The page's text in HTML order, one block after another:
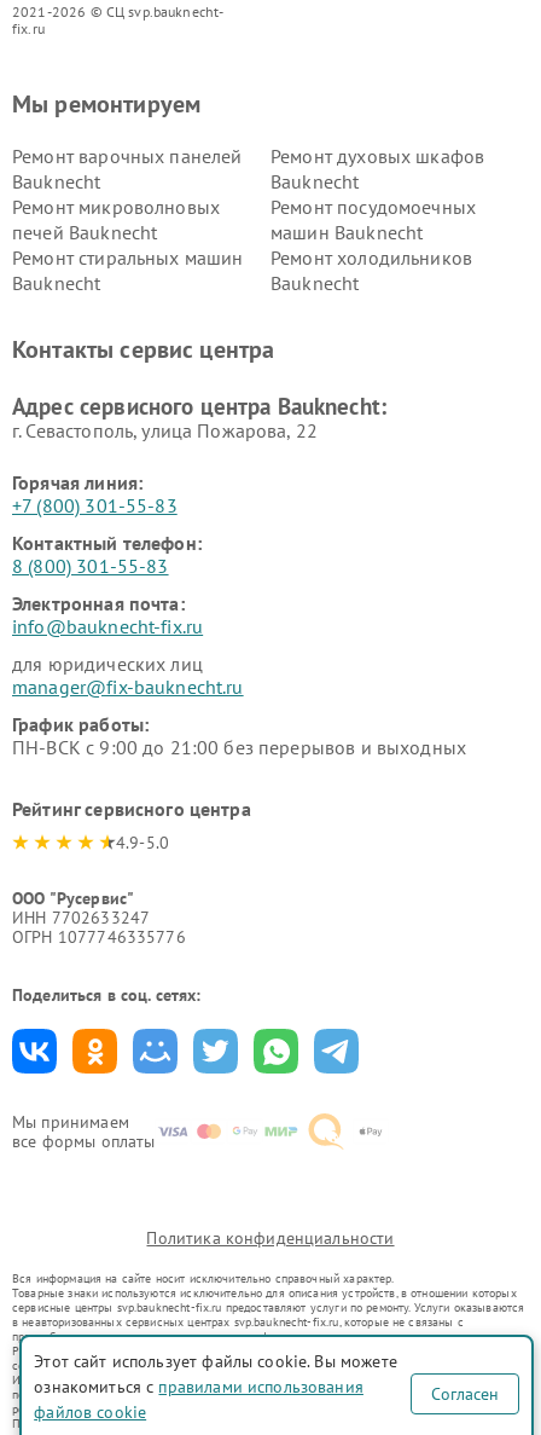
2021-2026 © СЦ svp.bauknecht-
fix.ru
Мы принимаем
все формы оплаты
Мы ремонтируем
Ремонт варочных панелей
Bauknecht
Ремонт духовых шкафов
Bauknecht
Ремонт микроволновых
печей Bauknecht
Ремонт посудомоечных
машин Bauknecht
Ремонт стиральных машин
Bauknecht
Ремонт холодильников
Bauknecht
Контакты сервис центра
Адрес сервисного центра Bauknecht:
г. Севастополь, улица Пожарова, 22
Горячая линия:
+7 (800) 301-55-83
Контактный телефон:
8 (800) 301-55-83
Электронная почта:
info@bauknecht-fix.ru
для юридических лиц
manager@fix-bauknecht.ru
График работы:
ПН-ВСК с 9:00 до 21:00 без перерывов и выходных
Рейтинг сервисного центра
4.9-5.0
ООО "Русервис"
ИНН 7702633247
ОГРН 1077746335776
Поделиться в соц. сетях:
Политика конфиденциальности
Вся информация на сайте носит исключительно справочный характер.
Товарные знаки используются исключительно для описания устройств, в отношении которых
сервисные центры svp.bauknecht-fix.ru предоставляют услуги по ремонту. Услуги оказываются
в неавторизованных сервисных центрах svp.bauknecht-fix.ru, которые не связаны с
правообладателями товарных знаков или их официальными представителями.
Ремонт осуществляется для устройств, уже введенных в гражданский оборот в соответствии
со статьей 1487 ГК РФ.
Использование товарных знаков не преследует цели индивидуализации услуг или введения
потребителей в заблуждение, а служит для информирования о предоставляемых услугах по
ремонту техники указанных брендов.
Представленная на сайте информация не является публичной офертой, определяемой
Этот сайт использует файлы cookie. Вы можете
ознакомиться с правилами использования
файлов cookie
Согласен